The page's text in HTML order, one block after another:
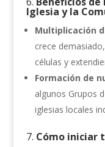
Iglesia y la
Multiplicación
crece
células y
Formación de
algunos Grupos
iglesias locales
7. Cómo iniciar